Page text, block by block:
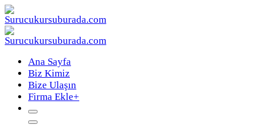
Ana Sayfa
Biz Kimiz
Bize Ulaşın
Firma Ekle+